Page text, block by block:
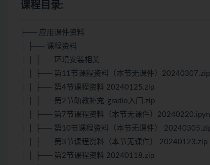
课程目录:
├── 应用课件资料
│ ├── 课程资料
│ │ ├── 环境安装相关
│ │ ├── 第11节课程资料（本节无课件）20240307.zip
│ │ ├── 第4节课程资料 20240125.zip
│ │ ├── 第2节助教补充-gradio入门.zip
│ │ ├── 第7节课程资料（本节无课件）
│ │ ├── 第10节课程资料（本节无课件）
│ │ ├── 第3节课程资料（本节无课件） 20240123.zip
│ │ ├── 第2节课程资料 20240118.zip